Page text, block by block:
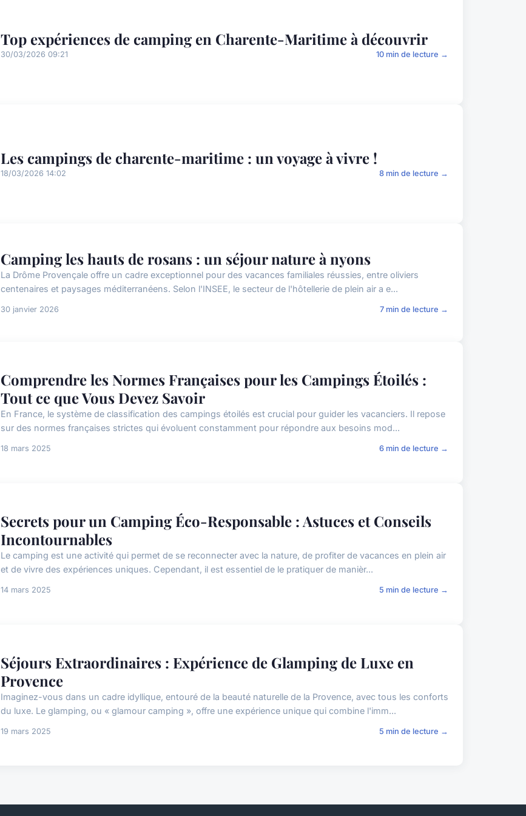
Top expériences de camping en Charente-Maritime à découvrir
30/03/2026 09:21 10 min de lecture →
Les campings de charente-maritime : un voyage à vivre !
18/03/2026 14:02 8 min de lecture →
Camping les hauts de rosans : un séjour nature à nyons
La Drôme Provençale offre un cadre exceptionnel pour des vacances familiales réussies, entre oliviers
centenaires et paysages méditerranéens. Selon l'INSEE, le secteur de l'hôtellerie de plein air a e...
30 janvier 2026 7 min de lecture →
Comprendre les Normes Françaises pour les Campings Étoilés :
Tout ce que Vous Devez Savoir
En France, le système de classification des campings étoilés est crucial pour guider les vacanciers. Il repose
sur des normes françaises strictes qui évoluent constamment pour répondre aux besoins mod...
18 mars 2025 6 min de lecture →
Secrets pour un Camping Éco-Responsable : Astuces et Conseils
Incontournables
Le camping est une activité qui permet de se reconnecter avec la nature, de profiter de vacances en plein air
et de vivre des expériences uniques. Cependant, il est essentiel de le pratiquer de manièr...
14 mars 2025 5 min de lecture →
Séjours Extraordinaires : Expérience de Glamping de Luxe en
Provence
Imaginez-vous dans un cadre idyllique, entouré de la beauté naturelle de la Provence, avec tous les conforts
du luxe. Le glamping, ou « glamour camping », offre une expérience unique qui combine l'imm...
19 mars 2025 5 min de lecture →